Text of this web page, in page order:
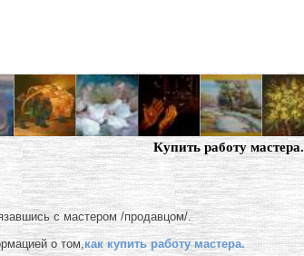
Купить работу мастера.
с мастером /продавцом/.
о том,как купить работу мастера.